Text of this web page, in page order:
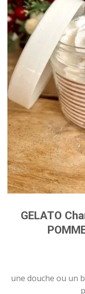
GELATO
une douche ou un